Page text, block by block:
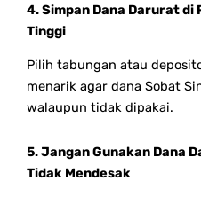
4. Simpan Dana Darurat di
Tinggi
Pilih tabungan atau
menarik agar dana Sobat
walaupun tidak dipakai.
5. Jangan Gunakan Dana
Tidak Mendesak